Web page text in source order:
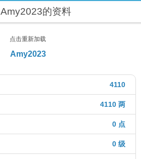
Amy2023的资料
点击重新加载
Amy2023
4110
4110 两
0 点
0 级